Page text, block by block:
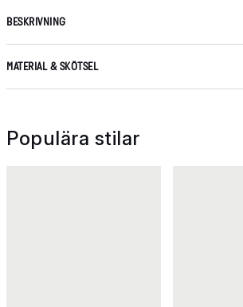
BESKRIVNING
MATERIAL & SKÖTSEL
Populära stilar